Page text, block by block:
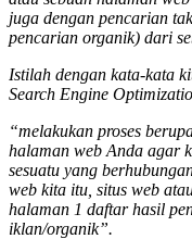
juga dengan pencarian
pencarian organik) dari
Istilah dengan kata-kata
Search Engine
“melakukan proses
halaman web Anda agar
sesuatu yang
web kita itu, situs web
halaman 1 daftar hasil
iklan/organik”.